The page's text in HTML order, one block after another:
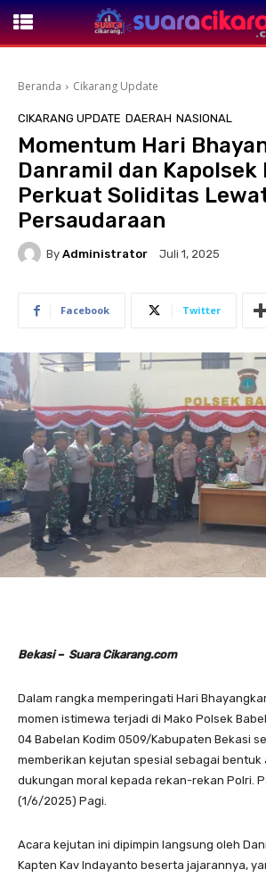
Beranda Cikarang Update
CIKARANG UPDATE DAERAH NASIONAL
Momentum Hari
Danramil dan Kapolsek
Perkuat Soliditas
Persaudaraan
By Administrator Juli 1, 2025
Facebook Twitter
Bekasi – Suara Cikarang.com
Dalam rangka memperingati Hari
momen istimewa terjadi di Mako Polsek
04 Babelan Kodim 0509/Kabupaten Bekasi
memberikan kejutan spesial sebagai bentuk
dukungan moral kepada rekan-rekan Polri.
(1/6/2025) Pagi.
Acara kejutan ini dipimpin langsung oleh
Kapten Kav Indayanto beserta jajarannya,